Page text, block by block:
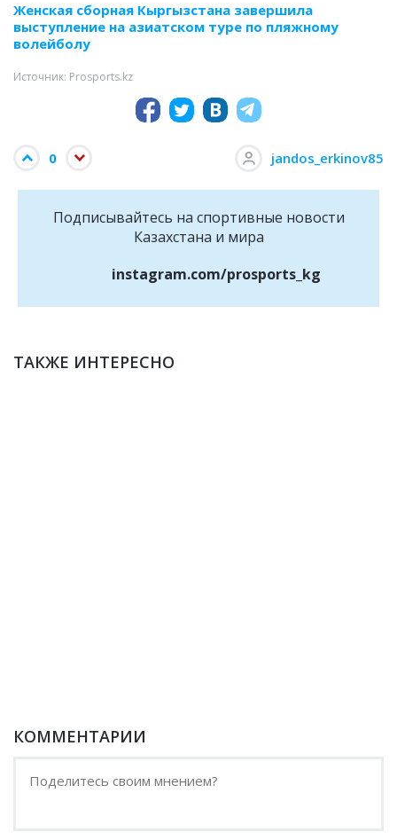
Женская сборная Кыргызстана завершила
выступление на азиатском туре по пляжному
волейболу
Источник: Prosports.kz
0 jandos_erkinov85
Подписывайтесь на cпортивные новости
Казахстана и мира
instagram.com/prosports_kg
ТАКЖЕ ИНТЕРЕСНО
КОММЕНТАРИИ